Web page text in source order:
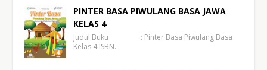
PINTER BASA PIWULANG BASA JAWA
KELAS 4
Judul Buku : Pinter Basa Piwulang Basa
Kelas 4 ISBN…